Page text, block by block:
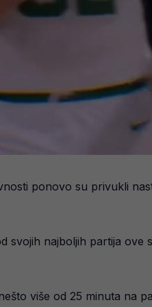
ponovo su privukli
svojih najboljih partija
više od 25 minuta na